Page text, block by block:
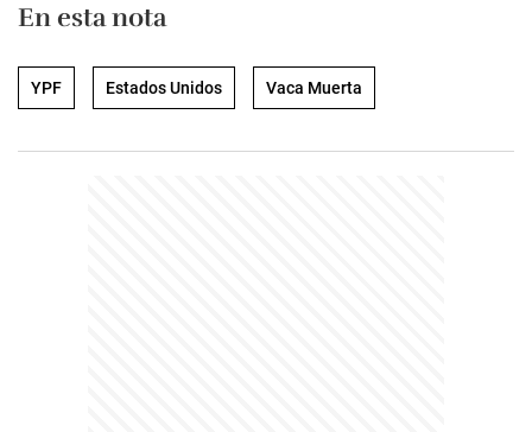
En esta nota
YPF Estados Unidos Vaca Muerta